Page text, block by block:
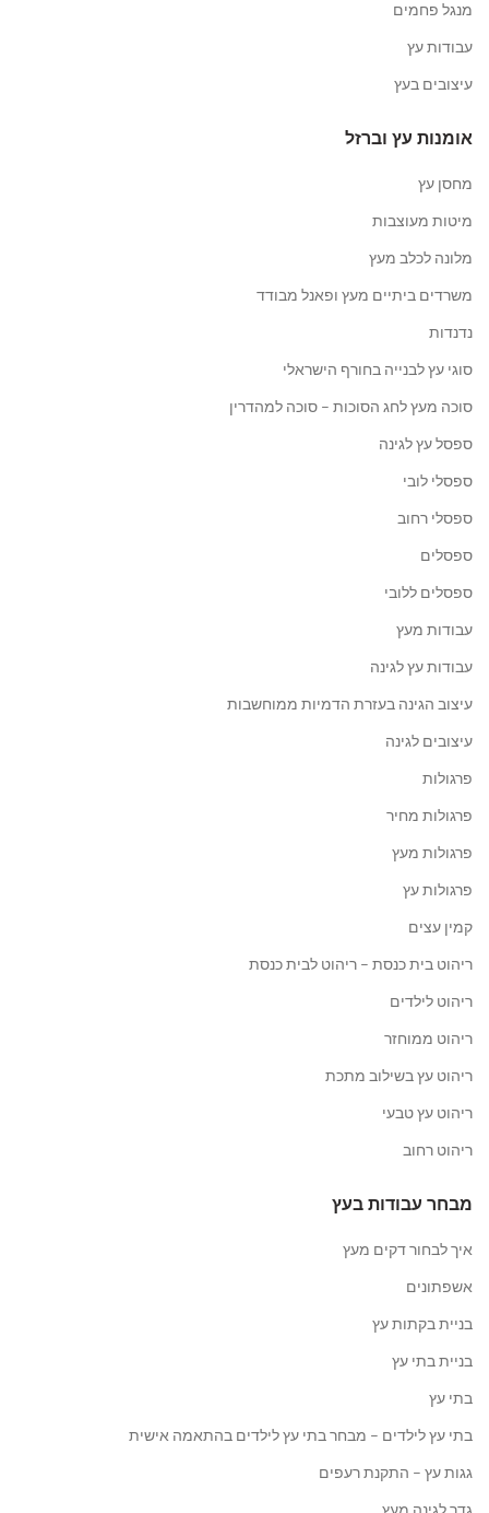
מנגל פחמים
עבודות עץ
עיצובים בעץ
אומנות עץ וברזל
מחסן עץ
מיטות מעוצבות
מלונה לכלב מעץ
משרדים ביתיים מעץ ופאנל מבודד
נדנדות
סוגי עץ לבנייה בחורף הישראלי
סוכה מעץ לחג הסוכות – סוכה למהדרין
ספסל עץ לגינה
ספסלי לובי
ספסלי רחוב
ספסלים
ספסלים ללובי
עבודות מעץ
עבודות עץ לגינה
עיצוב הגינה בעזרת הדמיות ממוחשבות
עיצובים לגינה
פרגולות
פרגולות מחיר
פרגולות מעץ
פרגולות עץ
קמין עצים
ריהוט בית כנסת – ריהוט לבית כנסת
ריהוט לילדים
ריהוט ממוחזר
ריהוט עץ בשילוב מתכת
ריהוט עץ טבעי
ריהוט רחוב
מבחר עבודות בעץ
איך לבחור דקים מעץ
אשפתונים
בניית בקתות עץ
בניית בתי עץ
בתי עץ
בתי עץ לילדים – מבחר בתי עץ לילדים בהתאמה אישית
גגות עץ – התקנת רעפים